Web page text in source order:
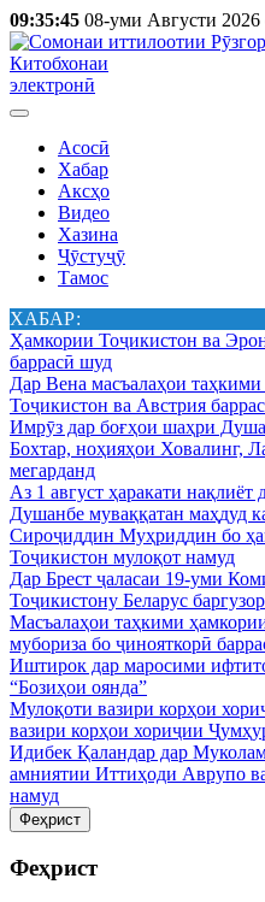
09:35:45 08-уми Августи 2026
Китобхонаи
электронӣ
Асосӣ
Хабар
Аксҳо
Видео
Хазина
Ҷӯстуҷӯ
Тамос
ХАБАР:
Ҳамкории Тоҷикистон ва
баррасӣ шуд
Дар Вена масъалаҳои
Тоҷикистон ва Австрия
Имрӯз дар боғҳои шаҳри
Бохтар, ноҳияҳои Ховалинг,
мегарданд
Аз 1 август ҳаракати нақлиёт
Душанбе муваққатан маҳдуд
Сироҷиддин Муҳриддин бо
Тоҷикистон мулоқот намуд
Дар Брест ҷаласаи 19-уми
Тоҷикистону Беларус
Масъалаҳои таҳкими
мубориза бо ҷинояткорӣ
Иштирок дар маросими
“Бозиҳои оянда”
Мулоқоти вазири корҳои
вазири корҳои хориҷии
Идибек Қаландар дар
амниятии Иттиҳоди Аврупо
намуд
Феҳрист
Феҳрист